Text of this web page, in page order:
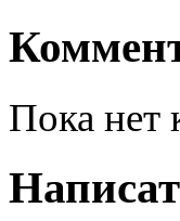
Пока нет